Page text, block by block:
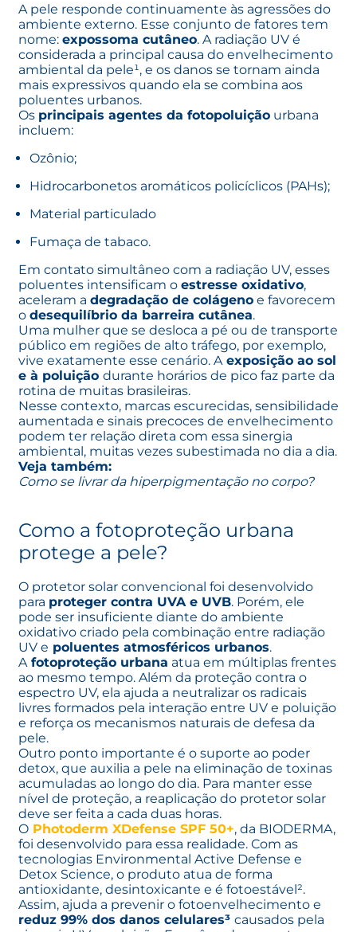
A pele responde continuamente às agressões do
ambiente externo. Esse conjunto de fatores tem
nome: expossoma cutâneo. A radiação UV é
considerada a principal causa do envelhecimento
ambiental da pele¹, e os danos se tornam ainda
mais expressivos quando ela se combina aos
poluentes urbanos.
Os principais agentes da fotopoluição urbana
incluem:
Ozônio;
Hidrocarbonetos aromáticos policíclicos (PAHs);
Material particulado
Fumaça de tabaco.
Em contato simultâneo com a radiação UV, esses
poluentes intensificam o estresse oxidativo,
aceleram a degradação de colágeno e favorecem
o desequilíbrio da barreira cutânea.
Uma mulher que se desloca a pé ou de transporte
público em regiões de alto tráfego, por exemplo,
vive exatamente esse cenário. A exposição ao sol
e à poluição durante horários de pico faz parte da
rotina de muitas brasileiras.
Nesse contexto, marcas escurecidas, sensibilidade
aumentada e sinais precoces de envelhecimento
podem ter relação direta com essa sinergia
ambiental, muitas vezes subestimada no dia a dia.
Veja também:
Como se livrar da hiperpigmentação no corpo?
Como a fotoproteção urbana
protege a pele?
O protetor solar convencional foi desenvolvido
para proteger contra UVA e UVB. Porém, ele
pode ser insuficiente diante do ambiente
oxidativo criado pela combinação entre radiação
UV e poluentes atmosféricos urbanos.
A fotoproteção urbana atua em múltiplas frentes
ao mesmo tempo. Além da proteção contra o
espectro UV, ela ajuda a neutralizar os radicais
livres formados pela interação entre UV e poluição
e reforça os mecanismos naturais de defesa da
pele.
Outro ponto importante é o suporte ao poder
detox, que auxilia a pele na eliminação de toxinas
acumuladas ao longo do dia. Para manter esse
nível de proteção, a reaplicação do protetor solar
deve ser feita a cada duas horas.
O Photoderm XDefense SPF 50+, da BIODERMA,
foi desenvolvido para essa realidade. Com as
tecnologias Environmental Active Defense e
Detox Science, o produto atua de forma
antioxidante, desintoxicante e é fotoestável².
Assim, ajuda a prevenir o fotoenvelhecimento e
reduz 99% dos danos celulares³ causados pela